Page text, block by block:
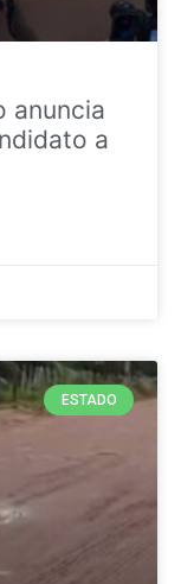
anuncia
a
ESTADO